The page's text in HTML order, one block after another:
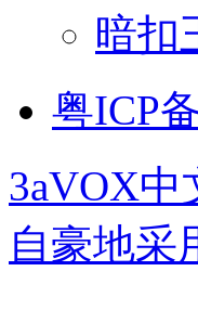
暗扣
粤ICP
3aVOX中
自豪地采